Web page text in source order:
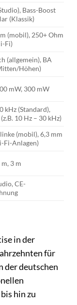
Bass-Boost
(Klassik)
(mobil), 250+ Ohm
Fi)
(allgemein), BA
Höhen)
mW, 300 mW
kHz (Standard),
10 Hz – 30 kHz)
(mobil), 6,3 mm
Fi-Anlagen)
3 m
CE-
in der
für
der deutschen
hin zu